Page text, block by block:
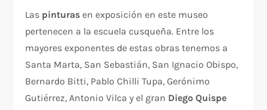
Las pinturas en exposición en este museo
pertenecen a la escuela cusqueña. Entre los
mayores exponentes de estas obras tenemos a
Santa Marta, San Sebastián, San Ignacio Obispo,
Bernardo Bitti, Pablo Chilli Tupa, Gerónimo
Gutiérrez, Antonio Vilca y el gran Diego Quispe